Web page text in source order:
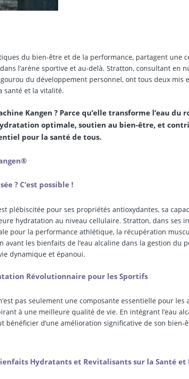
du bien-être et de la performance, partagent une
l’arène sportive et au-delà. Stratton, consultant en
du développement personnel, ont tous deux mis
santé et la vitalité.
Kangen ? Parce qu’elle transforme l’eau du
optimale, soutien au bien-être, et
pour la santé de tous.
? C’est possible !
plébiscitée pour ses propriétés antioxydantes, sa
hydratation au niveau cellulaire. Stratton, dans ses
pour la performance athlétique, la récupération
avant les bienfaits de l’eau alcaline dans la gestion du
dynamique et épanoui.
Révolutionnaire pour les Sportifs
pas seulement une composante essentielle pour les
à une meilleure qualité de vie. En intégrant l’eau
d’une amélioration significative de son bien-
Hydratants et Revitalisants sur la Santé et